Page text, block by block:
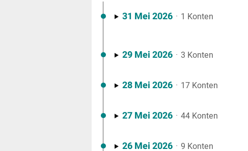
31 Mei 2026 · 1 Konten
29 Mei 2026 · 3 Konten
28 Mei 2026 · 17 Konten
27 Mei 2026 · 44 Konten
26 Mei 2026 · 9 Konten